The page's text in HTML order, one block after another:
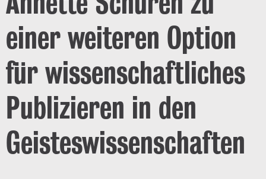
einer weiteren Option
für wissenschaftliches
Publizieren in den
Geisteswissenschaften